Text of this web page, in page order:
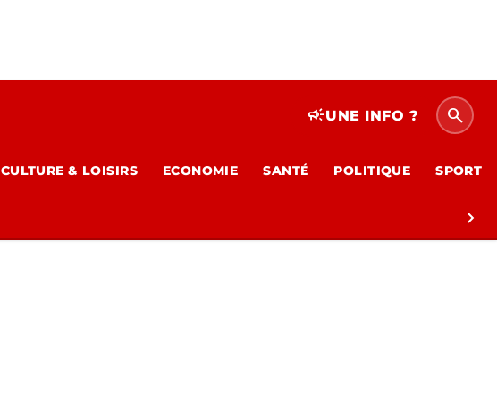
campaignUNE INFO ? search
CULTURE & LOISIRS ECONOMIE SANTÉ POLITIQUE SPORT
chevron_right